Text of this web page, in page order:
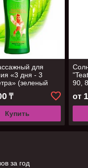
для
«3 дня - 3
(зеленый
₸
Купить
90,
от
за год